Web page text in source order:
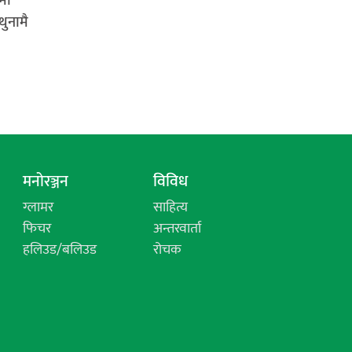
मनोरञ्जन
ग्लामर
फिचर
हलिउड/बलिउड
विविध
साहित्य
अन्तरवार्ता
रोचक